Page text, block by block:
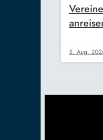
5. Aug.